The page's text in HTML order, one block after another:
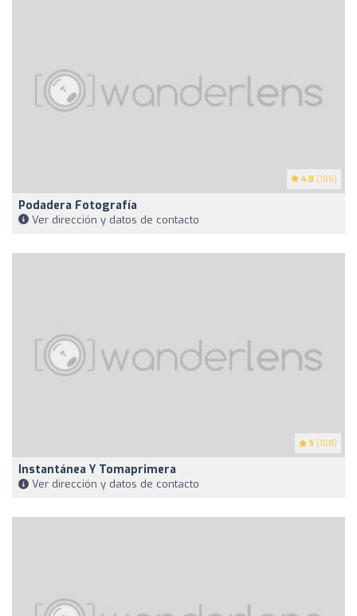
4.8 (106)
Podadera Fotografía
Ver dirección y datos de contacto
5 (108)
Instantánea Y Tomaprimera
Ver dirección y datos de contacto